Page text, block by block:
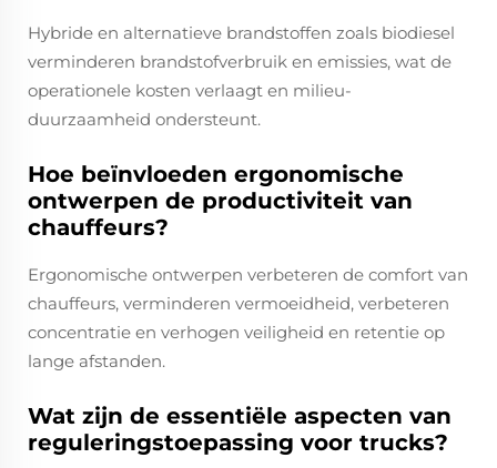
Hybride en alternatieve brandstoffen zoals biodiesel
verminderen brandstofverbruik en emissies, wat de
operationele kosten verlaagt en milieu-
duurzaamheid ondersteunt.
Hoe beïnvloeden ergonomische
ontwerpen de productiviteit van
chauffeurs?
Ergonomische ontwerpen verbeteren de comfort van
chauffeurs, verminderen vermoeidheid, verbeteren
concentratie en verhogen veiligheid en retentie op
lange afstanden.
Wat zijn de essentiële aspecten van
reguleringstoepassing voor trucks?